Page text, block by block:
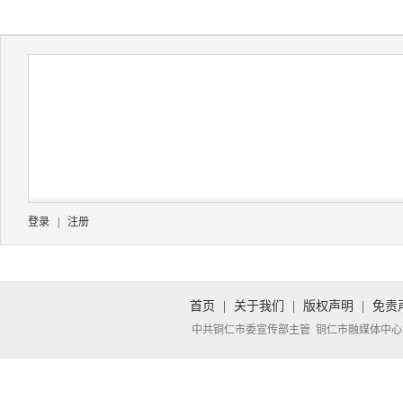
登录 注册
首页 关于我们 版权声明 免责
中共铜仁市委宣传部主管 铜仁市融媒体中心